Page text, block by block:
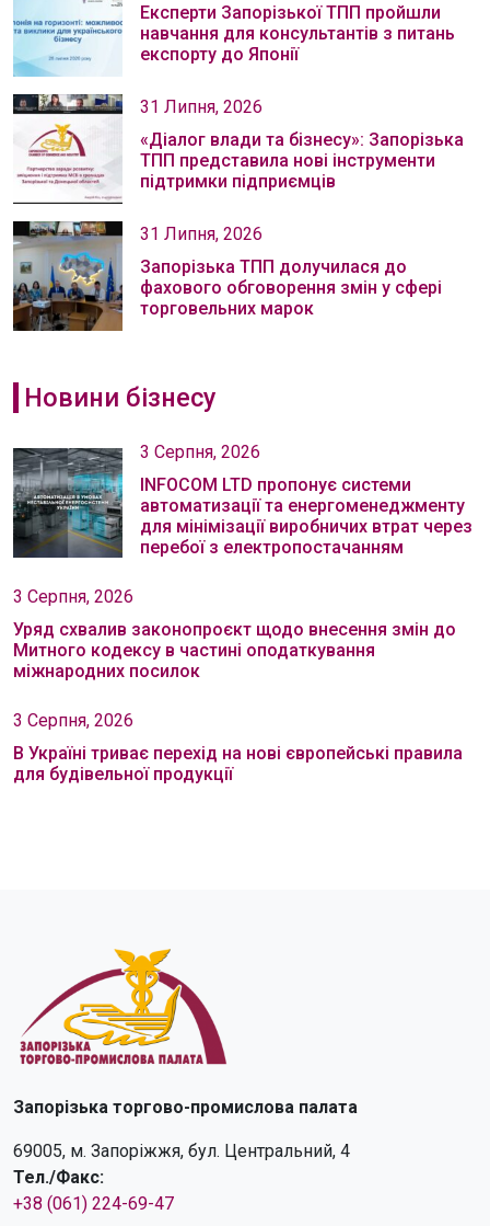
Експерти Запорізької ТПП пройшли
навчання для консультантів з питань
експорту до Японії
31 Липня, 2026
«Діалог влади та бізнесу»: Запорізька
ТПП представила нові інструменти
підтримки підприємців
31 Липня, 2026
Запорізька ТПП долучилася до
фахового обговорення змін у сфері
торговельних марок
Новини бізнесу
3 Серпня, 2026
INFOCOM LTD пропонує системи
автоматизації та енергоменеджменту
для мінімізації виробничих втрат через
перебої з електропостачанням
3 Серпня, 2026
Уряд схвалив законопроєкт щодо внесення змін до
Митного кодексу в частині оподаткування
міжнародних посилок
3 Серпня, 2026
В Україні триває перехід на нові європейські правила
для будівельної продукції
Запорізька торгово-промислова палата
69005, м. Запоріжжя, бул. Центральний, 4
Тел./Факс:
+38 (061) 224-69-47